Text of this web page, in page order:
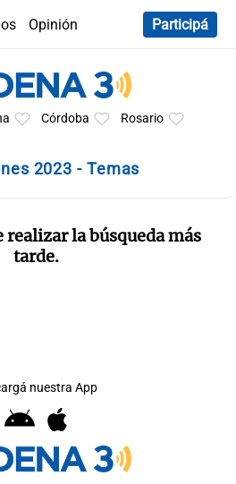
Opinión
Participá
Córdoba Rosario
2023 - Temas
la búsqueda más
tarde.
nuestra App